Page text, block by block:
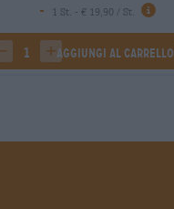
-
1 St. - € 19,90 / St.
decrease quantity
increase quantity
Aggiungi al carrello